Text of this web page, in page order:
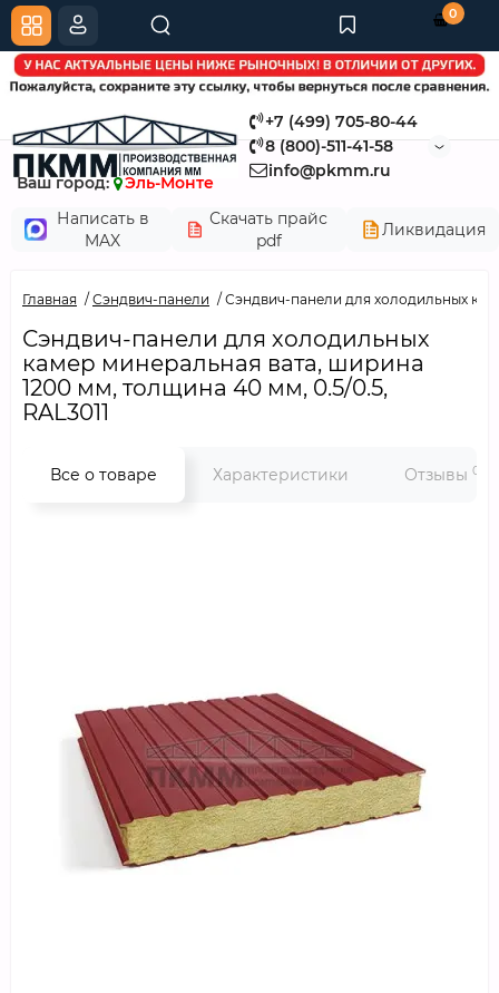
+7 (499) 705-80-44
8 (800)-511-41-58
info@pkmm.ru
Ваш город:
Эль-Монте
Написать в
MAX
Скачать прайс
pdf
Ликвидация
0
Главная Сэндвич-панели Сэндвич-панели для холодильных
Сэндвич-панели для холодильных
камер минеральная вата, ширина
1200 мм, толщина 40 мм, 0.5/0.5,
RAL3011
Все о товаре Характеристики Отзывы 0